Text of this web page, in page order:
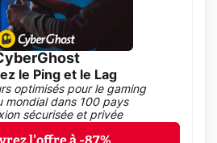
le Ping et le Lag
optimisés pour le gaming
mondial dans 100 pays
sécurisée et privée